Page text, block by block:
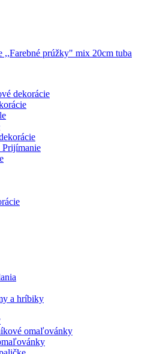
prúžky" mix 20cm tuba
dekorácie
Prijímanie
a hríbiky
omaľovánky